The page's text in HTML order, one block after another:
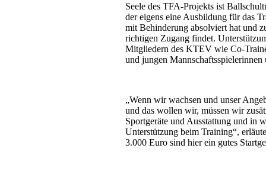
Seele des TFA-Projekts ist
der eigens eine Ausbildung für das
mit Behinderung absolviert hat und
richtigen Zugang findet.
Mitgliedern des KTEV wie Co-
und jungen Mannschaftsspielerinnen
„Wenn wir wachsen und unser
und das wollen wir, müssen wir
Sportgeräte und Ausstattung und in
Unterstützung beim Training“,
3.000 Euro sind hier ein gutes